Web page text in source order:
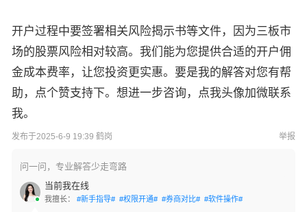
开户过程中要签署相关风险揭示书等文件，因为三板市
场的股票风险相对较高。我们能为您提供合适的开户佣
金成本费率，让您投资更实惠。要是我的解答对您有帮
助，点个赞支持下。想进一步咨询，点我头像加微联系
我。
发布于2025-6-9 19:39 鹤岗 举报
问一问，专业解答少走弯路
当前我在线
我擅长： #新手指导# #权限开通# #券商对比# #软件操作#